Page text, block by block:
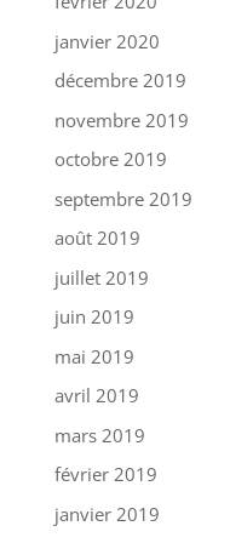
janvier 2020
décembre 2019
novembre 2019
octobre 2019
septembre 2019
août 2019
juillet 2019
juin 2019
mai 2019
avril 2019
mars 2019
février 2019
janvier 2019